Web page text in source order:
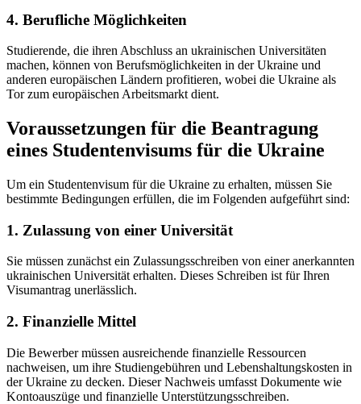
4. Berufliche Möglichkeiten
Studierende, die ihren Abschluss an ukrainischen Universitäten
machen, können von Berufsmöglichkeiten in der Ukraine und
anderen europäischen Ländern profitieren, wobei die Ukraine als
Tor zum europäischen Arbeitsmarkt dient.
Voraussetzungen für die Beantragung
eines Studentenvisums für die Ukraine
Um ein Studentenvisum für die Ukraine zu erhalten, müssen Sie
bestimmte Bedingungen erfüllen, die im Folgenden aufgeführt sind:
1. Zulassung von einer Universität
Sie müssen zunächst ein Zulassungsschreiben von einer anerkannten
ukrainischen Universität erhalten. Dieses Schreiben ist für Ihren
Visumantrag unerlässlich.
2. Finanzielle Mittel
Die Bewerber müssen ausreichende finanzielle Ressourcen
nachweisen, um ihre Studiengebühren und Lebenshaltungskosten in
der Ukraine zu decken. Dieser Nachweis umfasst Dokumente wie
Kontoauszüge und finanzielle Unterstützungsschreiben.